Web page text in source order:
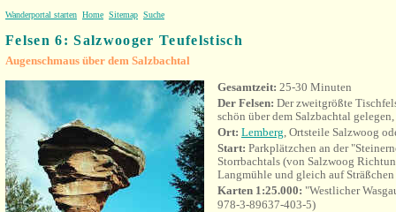
Wanderportal starten Home Sitemap Suche
Felsen 6: Salzwooger Teufelstisch
Augenschmaus über dem Salzbachtal
Gesamtzeit: 25-30 Minuten
Der Felsen: Der zweitgrößte
schön über dem Salzbachtal
Ort: Lemberg, Ortsteile Salzwoog
Start: Parkplätzchen an der
Storrbachtals (von Salzwoog
Langmühle und gleich auf
Karten 1:25.000: "Westlicher
978-3-89637-403-5)